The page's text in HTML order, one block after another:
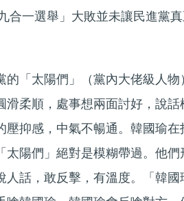
合一選舉」大敗並未讓民進黨真
的「太陽們」（黨內大佬級人
滑柔順，處事想兩面討好，說
壓抑感，中氣不暢通。韓國瑜
太陽們」絕對是模糊帶過。他
人話，敢反擊，有溫度。「韓